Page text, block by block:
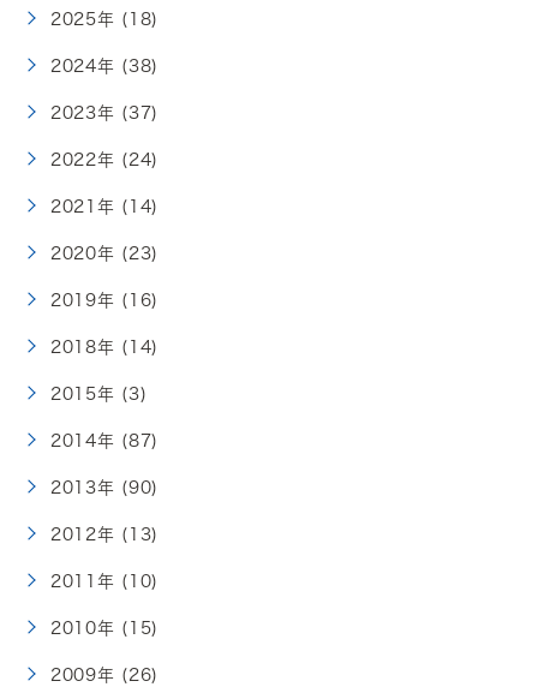
2025年 (18)
2024年 (38)
2023年 (37)
2022年 (24)
2021年 (14)
2020年 (23)
2019年 (16)
2018年 (14)
2015年 (3)
2014年 (87)
2013年 (90)
2012年 (13)
2011年 (10)
2010年 (15)
2009年 (26)